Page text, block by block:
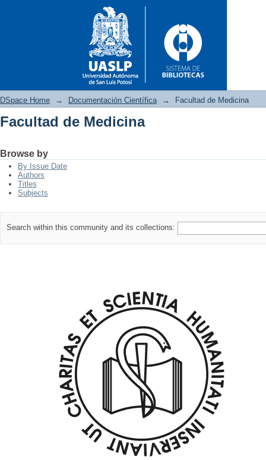
DSpace Home → Documentación Científica → Facultad de Medicina
Facultad de Medicina
Browse by
By Issue Date
Authors
Titles
Subjects
Search within this community and its collections: